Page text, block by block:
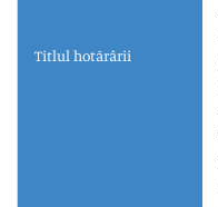
Titlul hotărârii